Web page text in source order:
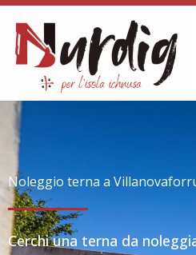
Vai
contenuto
Noleggio terna a
Cerchi una terna da